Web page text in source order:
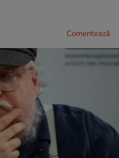
Comentează